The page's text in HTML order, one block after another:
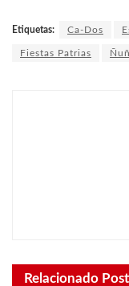
Etiquetas: Ca-Dos
Fiestas Patrias
Relacionado